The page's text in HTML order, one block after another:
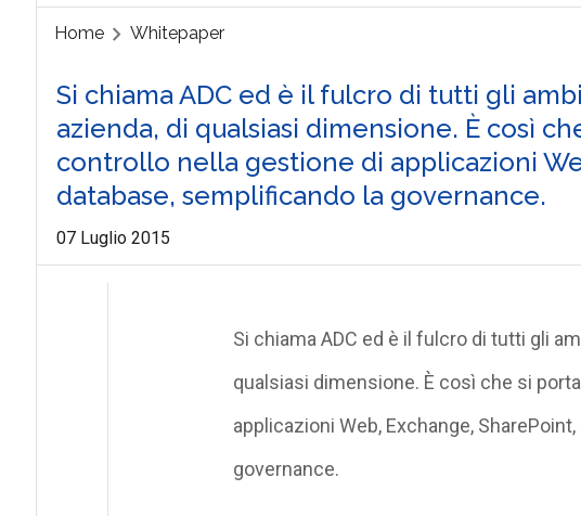
Home Whitepaper
Si chiama ADC ed è il fulcro di tutti gli
azienda, di qualsiasi dimensione. È così
controllo nella gestione di applicazioni
database, semplificando la governance.
07 Luglio 2015
Si chiama ADC ed è il fulcro di tutti gli
qualsiasi dimensione. È così che si
applicazioni Web, Exchange,
governance.